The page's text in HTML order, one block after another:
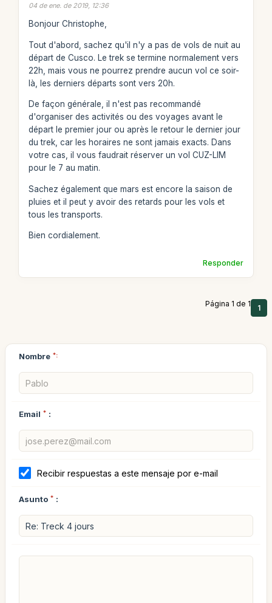
04 de ene. de 2019, 12:36
Bonjour Christophe,
Tout d'abord, sachez qu'il n'y a pas de vols de nuit au
départ de Cusco. Le trek se termine normalement vers
22h, mais vous ne pourrez prendre aucun vol ce soir-
là, les derniers départs sont vers 20h.
De façon générale, il n'est pas recommandé
d'organiser des activités ou des voyages avant le
départ le premier jour ou après le retour le dernier jour
du trek, car les horaires ne sont jamais exacts. Dans
votre cas, il vous faudrait réserver un vol CUZ-LIM
pour le 7 au matin.
Sachez également que mars est encore la saison de
pluies et il peut y avoir des retards pour les vols et
tous les transports.
Bien cordialement.
Responder
Página 1 de 1 1
Nombre *:
Email * :
Recibir respuestas a este mensaje por e-mail
Asunto * :